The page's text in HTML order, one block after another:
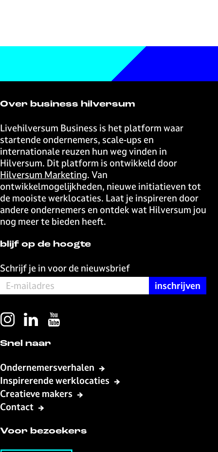
Over business hilversum
Livehilversum Business is het platform waar
startende ondernemers, scale-ups en
internationale reuzen hun weg vinden in
Hilversum. Dit platform is ontwikkeld door
Hilversum Marketing. Van
ontwikkelmogelijkheden, nieuwe initiatieven tot
de mooiste werklocaties. Laat je inspireren door
andere ondernemers en ontdek wat Hilversum jou
nog meer te bieden heeft.
blijf op de hoogte
Schrijf je in voor de nieuwsbrief
I
s
a
g
r
a
L
L
n
e
d
I
n
i
Y
u
b
e
v
Snel naar
Ondernemersverhalen
Inspirerende werklocaties
Creatieve makers
Contact
Voor bezoekers